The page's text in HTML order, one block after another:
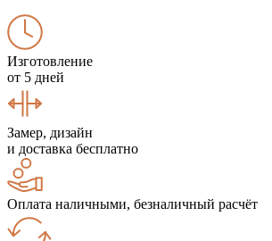
Изготовление
от 5 дней
Замер, дизайн
и доставка бесплатно
Оплата наличными, безналичный расчёт